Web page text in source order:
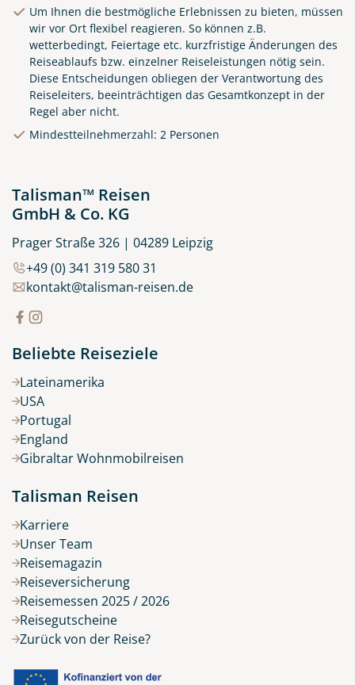
Küste von Madeira nahe
Santana
Um Ihnen die bestmögliche Erlebnissen zu bieten, müssen
wir vor Ort flexibel reagieren. So können z.B.
wetterbedingt, Feiertage etc. kurzfristige Änderungen des
Reiseablaufs bzw. einzelner Reiseleistungen nötig sein.
Diese Entscheidungen obliegen der Verantwortung des
Reiseleiters, beeinträchtigen das Gesamtkonzept in der
Regel aber nicht.
Mindestteilnehmerzahl: 2 Personen
Talisman™ Reisen
GmbH & Co. KG
Prager Straße 326 | 04289 Leipzig
+49 (0) 341 319 580 31
kontakt@talisman-reisen.de
Beliebte Reiseziele
Lateinamerika
USA
Portugal
England
Gibraltar Wohnmobilreisen
Talisman Reisen
Karriere
Unser Team
Reisemagazin
Reiseversicherung
Reisemessen 2025 / 2026
Reisegutscheine
Zurück von der Reise?